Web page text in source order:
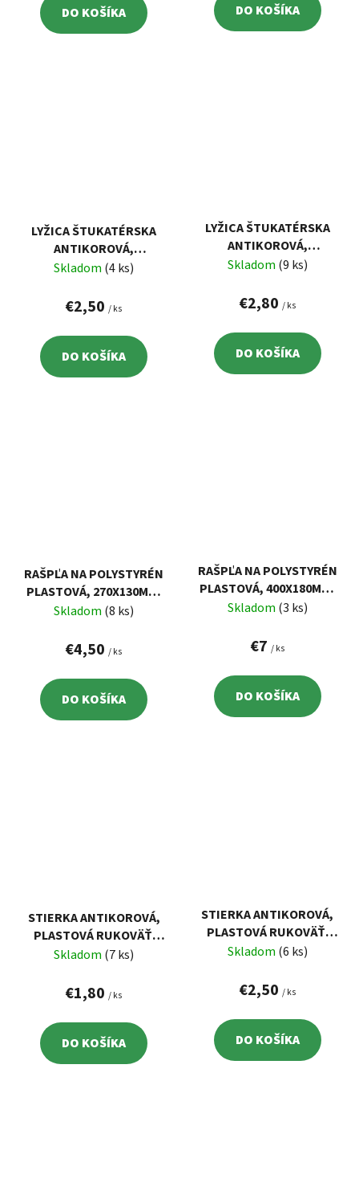
DO KOŠÍKA DO KOŠÍKA
LYŽICA ŠTUKATÉRSKA
ANTIKOROVÁ,
60X100MM, HRÚBKA
Skladom (4 ks)
€2,50 / ks
DO KOŠÍKA
LYŽICA ŠTUKATÉRSKA
ANTIKOROVÁ,
80X120MM, HRÚBKA
Skladom (9 ks)
€2,80 / ks
DO KOŠÍKA
RAŠPĽA NA POLYSTYRÉN
PLASTOVÁ, 270X130MM,
OCEĽOVÝ POZINKOVANÝ
Skladom (8 ks)
€4,50 / ks
DO KOŠÍKA
RAŠPĽA NA POLYSTYRÉN
PLASTOVÁ, 400X180MM,
OCEĽOVÝ POZINKOVANÝ
Skladom (3 ks)
€7 / ks
DO KOŠÍKA
STIERKA ANTIKOROVÁ,
PLASTOVÁ RUKOVÄŤ,
250X75MM
Skladom (7 ks)
€1,80 / ks
DO KOŠÍKA
STIERKA ANTIKOROVÁ,
PLASTOVÁ RUKOVÄŤ,
350X75MM
Skladom (6 ks)
€2,50 / ks
DO KOŠÍKA